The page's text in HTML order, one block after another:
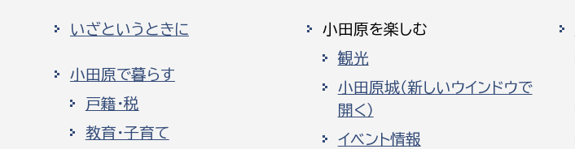
いざというときに
小田原で暮らす
戸籍・税
教育・子育て
小田原を楽しむ
観光
小田原城（新しいウインドウで
開く）
イベント情報